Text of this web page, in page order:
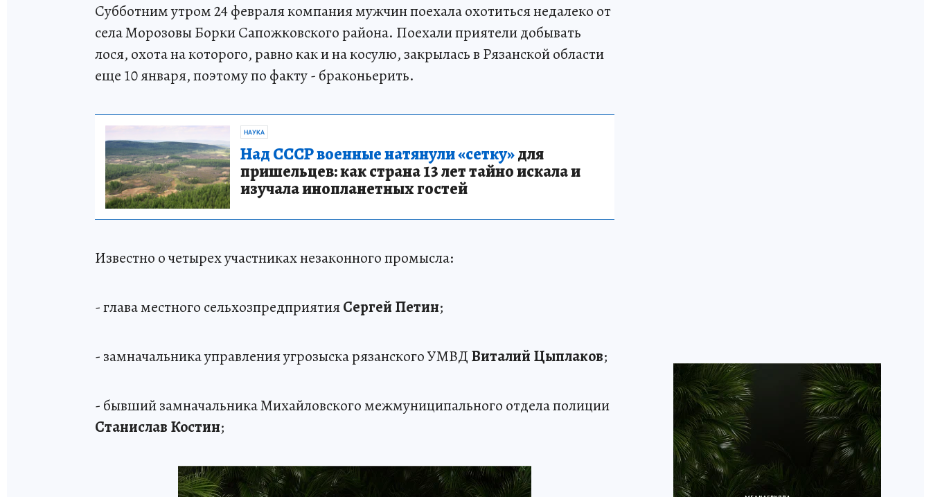
Субботним утром 24 февраля компания мужчин поехала охотиться недалеко от
села Морозовы Борки Сапожковского района. Поехали приятели добывать
лося, охота на которого, равно как и на косулю, закрылась в Рязанской области
еще 10 января, поэтому по факту - браконьерить.
НАУКА
Над СССР военные натянули «сетку»для
пришельцев: как страна 13 лет тайно искала и
изучала инопланетных гостей
Известно о четырех участниках незаконного промысла:
- глава местного сельхозпредприятияСергей Петин;
- замначальника управления угрозыска рязанского УМВД Виталий Цыплаков;
- бывший замначальника Михайловского межмуниципального отдела полиции
Станислав Костин;